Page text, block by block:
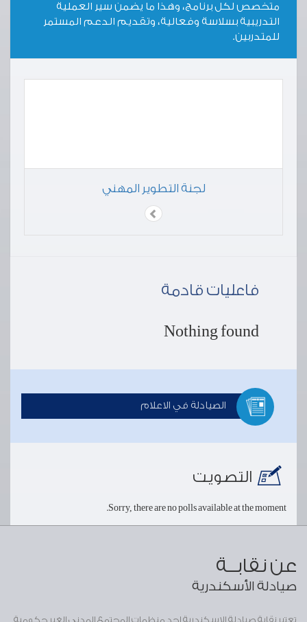
متخصص لكل برنامج، وهذا ما يضمن سير العملية
التدريبية بسلاسة وفعالية، وتقديم الدعم المستمر
للمتدربين.
لجنة التطوير المهني
فاعليات قادمة
Nothing found
الصيادلة في الاعلام
التصويت
Sorry, there are no polls available at the moment.
عن نقابــة
صيادلة الأسكندرية
تعتبر نقابة صيادلة الاسكندرية احد منظمات المجتمع المدني الغير حكومية